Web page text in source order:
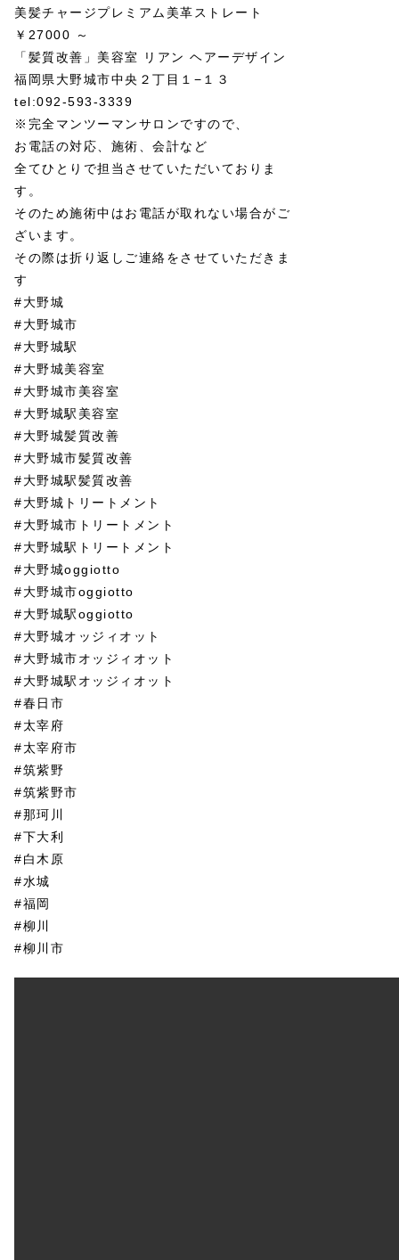
美髪チャージプレミアム美革ストレート
￥27000 ～
「髪質改善」美容室 リアン ヘアーデザイン
福岡県大野城市中央２丁目１−１３
tel:092-593-3339
※完全マンツーマンサロンですので、
お電話の対応、施術、会計など
全てひとりで担当させていただいておりま
す。
そのため施術中はお電話が取れない場合がご
ざいます。
その際は折り返しご連絡をさせていただきま
す
#大野城
#大野城市
#大野城駅
#大野城美容室
#大野城市美容室
#大野城駅美容室
#大野城髪質改善
#大野城市髪質改善
#大野城駅髪質改善
#大野城トリートメント
#大野城市トリートメント
#大野城駅トリートメント
#大野城oggiotto
#大野城市oggiotto
#大野城駅oggiotto
#大野城オッジィオット
#大野城市オッジィオット
#大野城駅オッジィオット
#春日市
#太宰府
#太宰府市
#筑紫野
#筑紫野市
#那珂川
#下大利
#白木原
#水城
#福岡
#柳川
#柳川市